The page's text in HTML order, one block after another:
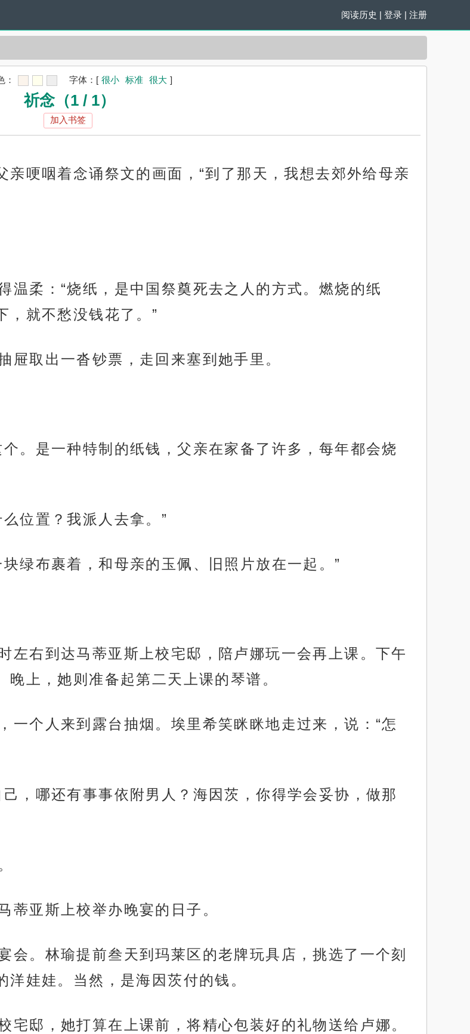
阅读历史 | 登录 | 注册
： 字体： [ 很小 标准 很大 ]
祈念（1 / 1）
加入书签
哽咽着念诵祭文的画面，“到了那天，我想去郊外给母亲
温柔：“烧纸，是中国祭奠死去之人的方式。燃烧的纸
，就不愁没钱花了。”
屉取出一沓钞票，走回来塞到她手里。
。是一种特制的纸钱，父亲在家备了许多，每年都会烧
位置？我派人去拿。”
绿布裹着，和母亲的玉佩、旧照片放在一起。”
左右到达马蒂亚斯上校宅邸，陪卢娜玩一会再上课。下午
上，她则准备起第二天上课的琴谱。
一个人来到露台抽烟。埃里希笑眯眯地走过来，说：“怎
，哪还有事事依附男人？海因茨，你得学会妥协，做那
蒂亚斯上校举办晚宴的日子。
会。林瑜提前叁天到玛莱区的老牌玩具店，挑选了一个刻
娃娃。当然，是海因茨付的钱。
宅邸，她打算在上课前，将精心包装好的礼物送给卢娜。